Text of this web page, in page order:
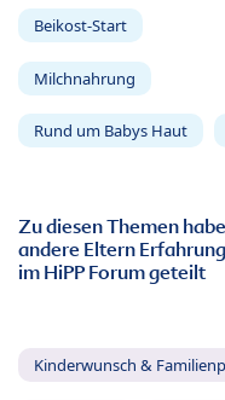
Beikost-Start
Milchnahrung
Rund um Babys Haut
Zu diesen Themen
andere Eltern
im HiPP Forum geteilt
Kinderwunsch &